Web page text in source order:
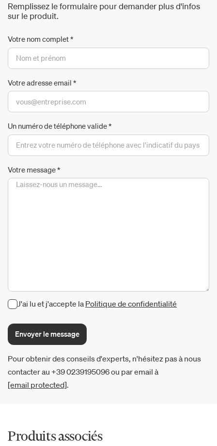
Remplissez le formulaire pour demander plus d'infos
sur le produit.
Votre nom complet*
Votre adresse email *
Un numéro de téléphone valide*
Votre message*
J'ai lu et j'accepte la Politique de confidentialité
Envoyer le message
Pour obtenir des conseils d'experts, n'hésitez pas à nous
contacter au +39 0239195096 ou par email à
[email protected].
Produits associés